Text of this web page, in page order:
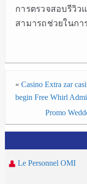
การตรวจสอบรีวิว
สามารถช่วยในก
« Casino Extra zar
begin Free Whirl
Promo
Le Personnel OMI